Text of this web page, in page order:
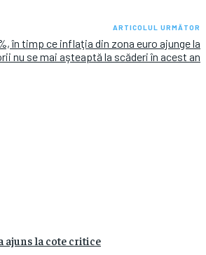
ARTICOLUL URMĂTOR
în timp ce inflaţia din zona euro ajunge la
nu se mai aşteaptă la scăderi în acest an
ajuns la cote critice